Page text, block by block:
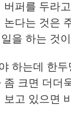
버퍼를 두라
논다는 것은
을 하는 것
하는데 한
좀 크면 더더
보고 있으면